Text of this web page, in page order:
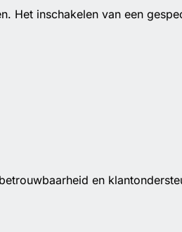
Het inschakelen van een
en